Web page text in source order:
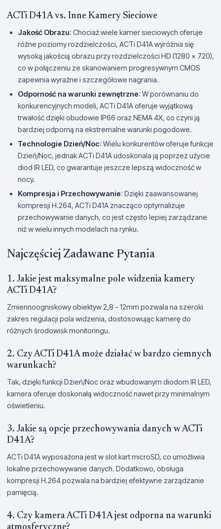
ACTi D41A vs. Inne Kamery Sieciowe
Jakość Obrazu: Chociaż wiele kamer sieciowych oferuje
różne poziomy rozdzielczości, ACTi D41A wyróżnia się
wysoką jakością obrazu przy rozdzielczości HD (1280 x 720),
co w połączeniu ze skanowaniem progresywnym CMOS
zapewnia wyraźne i szczegółowe nagrania.
Odporność na warunki zewnętrzne: W porównaniu do
konkurencyjnych modeli, ACTi D41A oferuje wyjątkową
trwałość dzięki obudowie IP66 oraz NEMA 4X, co czyni ją
bardziej odporną na ekstremalne warunki pogodowe.
Technologie Dzień/Noc: Wielu konkurentów oferuje funkcje
Dzień/Noc, jednak ACTi D41A udoskonala ją poprzez użycie
diod IR LED, co gwarantuje jeszcze lepszą widoczność w
nocy.
Kompresja i Przechowywanie: Dzięki zaawansowanej
kompresji H.264, ACTi D41A znacząco optymalizuje
przechowywanie danych, co jest często lepiej zarządzane
niż w wielu innych modelach na rynku.
Najczęściej Zadawane Pytania
1. Jakie jest maksymalne pole widzenia kamery
ACTi D41A?
Zmiennoogniskowy obiektyw 2,8 - 12mm pozwala na szeroki
zakres regulacji pola widzenia, dostosowując kamerę do
różnych środowisk monitoringu.
2. Czy ACTi D41A może działać w bardzo ciemnych
warunkach?
Tak, dzięki funkcji Dzień/Noc oraz wbudowanym diodom IR LED,
kamera oferuje doskonałą widoczność nawet przy minimalnym
oświetleniu.
3. Jakie są opcje przechowywania danych w ACTi
D41A?
ACTi D41A wyposażona jest w slot kart microSD, co umożliwia
lokalne przechowywanie danych. Dodatkowo, obsługa
kompresji H.264 pozwala na bardziej efektywne zarządzanie
pamięcią.
4. Czy kamera ACTi D41A jest odporna na warunki
atmosferyczne?